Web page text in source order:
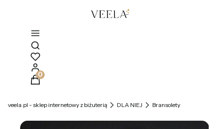
Otwórz wyszukiwarkę
Produkty w koszyku: 0. Zobacz szczegóły
veela.pl - sklep internetowy z biżuterią DLA NIEJ Bransolety